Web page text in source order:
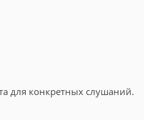
для конкретных слушаний.